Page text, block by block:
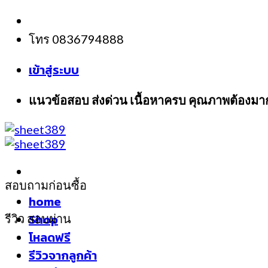
Skip
content
โทร 0836794888
เข้าสู่ระบบ
แนวข้อสอบ ส่งด่วน เนื้อหาครบ คุณภาพต้องม
home
Shop
โหลดฟรี
รีวิวจากลูกค้า
สอบถามก่อนซื้อ
รีวิว สอบผ่าน